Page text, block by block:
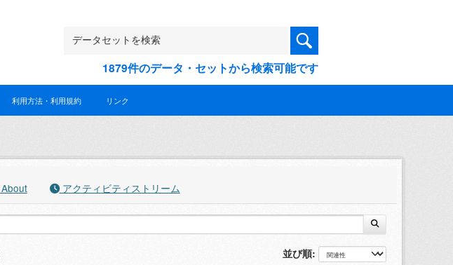
1879件のデータ・セットから検索可能です
利用方法・利用規約 リンク
アクティビティストリーム
並び順